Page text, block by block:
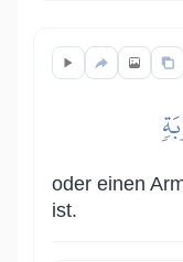
oder einen
ist.